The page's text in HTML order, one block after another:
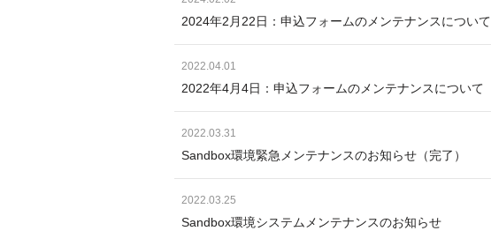
2024年2月22日：申込フォームのメンテナンスについて
2022.04.01
2022年4月4日：申込フォームのメンテナンスについて
2022.03.31
Sandbox環境緊急メンテナンスのお知らせ（完了）
2022.03.25
Sandbox環境システムメンテナンスのお知らせ